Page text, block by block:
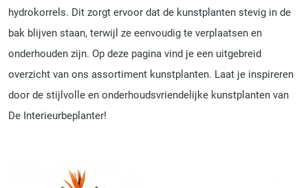
hydrokorrels. Dit zorgt ervoor dat de kunstplanten stevig in de
bak blijven staan, terwijl ze eenvoudig te verplaatsen en
onderhouden zijn. Op deze pagina vind je een uitgebreid
overzicht van ons assortiment kunstplanten. Laat je inspireren
door de stijlvolle en onderhoudsvriendelijke kunstplanten van
De Interieurbeplanter!